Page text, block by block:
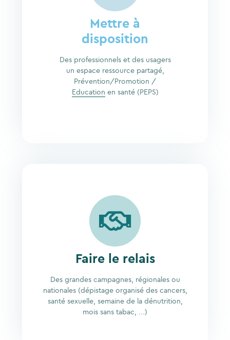
Mettre à
disposition
Des professionnels et des usagers
un espace ressource partagé,
Prévention/Promotion /
Education en santé (PEPS)
Faire le relais
Des grandes campagnes, régionales ou
nationales (dépistage organisé des cancers,
santé sexuelle, semaine de la dénutrition,
mois sans tabac, ...)